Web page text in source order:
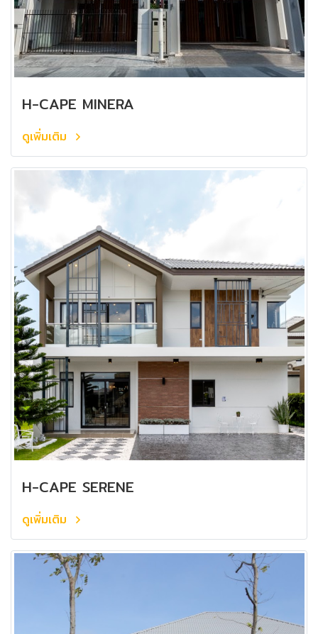
H-CAPE MINERA
ดูเพิ่มเติม
H-CAPE SERENE
ดูเพิ่มเติม